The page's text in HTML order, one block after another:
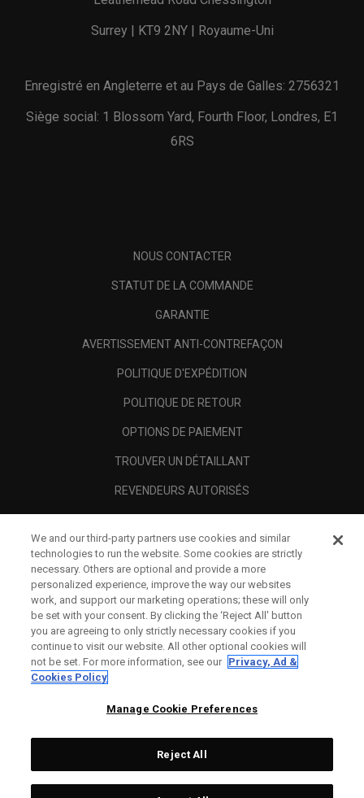
Surrey | KT9 2NY | Royaume-Uni
Enregistré en Angleterre et au Pays de Galles: 2756321
Siège social: 1 Blossom Yard, Fourth Floor, Londres, E1
6RS
NOUS CONTACTER
STATUT DE LA COMMANDE
GARANTIE
AVERTISSEMENT ANTI-CONTREFAÇON
POLITIQUE D'EXPÉDITION
POLITIQUE DE RETOUR
OPTIONS DE PAIEMENT
TROUVER UN DÉTAILLANT
REVENDEURS AUTORISÉS
A PROPOS
MENTIONS LÉGALES
Topgolf Callaway Brands.
We and our third-party partners use cookies and similar
technologies to run the website. Some cookies are strictly
necessary. Others are optional and provide a more
personalized experience, improve the way our websites
work, and support our marketing operations; these will only
be set with your consent. By clicking the ‘Reject All' button
you are agreeing to only strictly necessary cookies if you
continue to visit our website. All other optional cookies will
not be set. For more information, see our Privacy, Ad &
Cookies Policy
Manage Cookie Preferences
Reject All